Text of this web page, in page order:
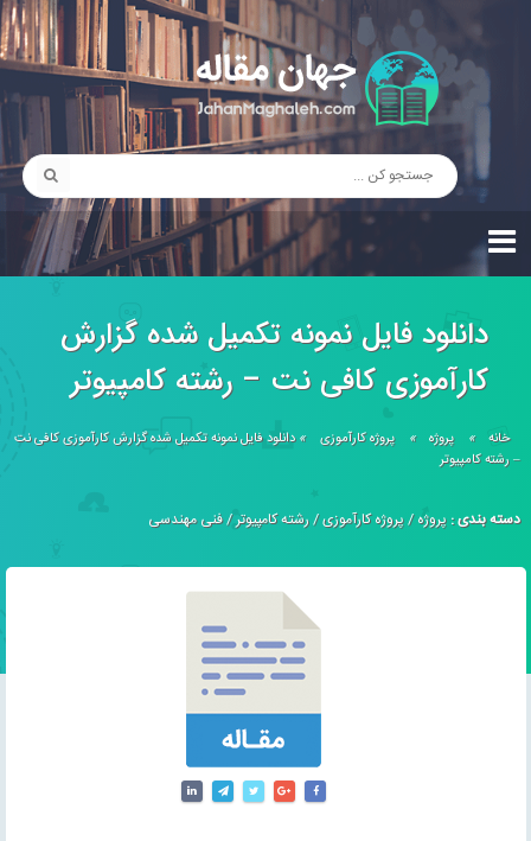
دانلود فایل نمونه تکمیل شده گزارش
کارآموزی کافی نت – رشته کامپیوتر
خانه » پروژه » پروژه کارآموزی »دانلود فایل نمونه تکمیل شده گزارش کارآموزی کافی نت
– رشته کامپیوتر
دسته بندی : پروژه/پروژه کارآموزی/رشته کامپیوتر/فنی مهندسی